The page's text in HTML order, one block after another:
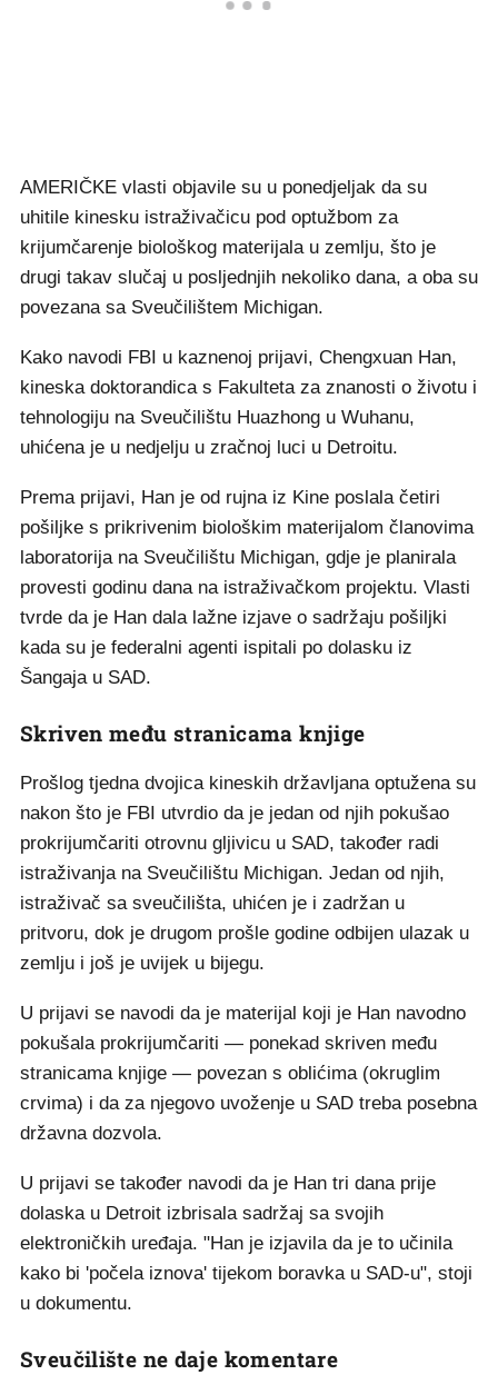
AMERIČKE vlasti objavile su u ponedjeljak da su
uhitile kinesku istraživačicu pod optužbom za
krijumčarenje biološkog materijala u zemlju, što je
drugi takav slučaj u posljednjih nekoliko dana, a oba su
povezana sa Sveučilištem Michigan.
Kako navodi FBI u kaznenoj prijavi, Chengxuan Han,
kineska doktorandica s Fakulteta za znanosti o životu i
tehnologiju na Sveučilištu Huazhong u Wuhanu,
uhićena je u nedjelju u zračnoj luci u Detroitu.
Prema prijavi, Han je od rujna iz Kine poslala četiri
pošiljke s prikrivenim biološkim materijalom članovima
laboratorija na Sveučilištu Michigan, gdje je planirala
provesti godinu dana na istraživačkom projektu. Vlasti
tvrde da je Han dala lažne izjave o sadržaju pošiljki
kada su je federalni agenti ispitali po dolasku iz
Šangaja u SAD.
Skriven među stranicama knjige
Prošlog tjedna dvojica kineskih državljana optužena su
nakon što je FBI utvrdio da je jedan od njih pokušao
prokrijumčariti otrovnu gljivicu u SAD, također radi
istraživanja na Sveučilištu Michigan. Jedan od njih,
istraživač sa sveučilišta, uhićen je i zadržan u
pritvoru, dok je drugom prošle godine odbijen ulazak u
zemlju i još je uvijek u bijegu.
U prijavi se navodi da je materijal koji je Han navodno
pokušala prokrijumčariti — ponekad skriven među
stranicama knjige — povezan s oblićima (okruglim
crvima) i da za njegovo uvoženje u SAD treba posebna
državna dozvola.
U prijavi se također navodi da je Han tri dana prije
dolaska u Detroit izbrisala sadržaj sa svojih
elektroničkih uređaja. "Han je izjavila da je to učinila
kako bi 'počela iznova' tijekom boravka u SAD-u", stoji
u dokumentu.
Sveučilište ne daje komentare